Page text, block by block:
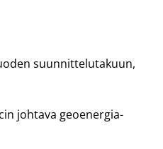
suunnittelutakuun,
johtava geoenergia-